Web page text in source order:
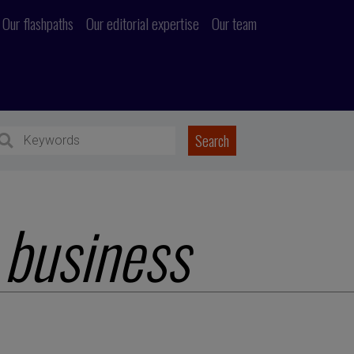
Our flashpaths Our editorial expertise Our team